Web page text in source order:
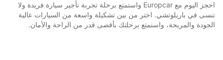
احجز اليوم مع Europcar واستمتع برحلة تجربة تأجير سيارة فريدة ولا
تنسى في باريلوتشي. اختر من بين تشكيلة واسعة من السيارات عالية
الجودة والمريحة، واستمتع برحلتك بأقصى قدر من الراحة والأمان.